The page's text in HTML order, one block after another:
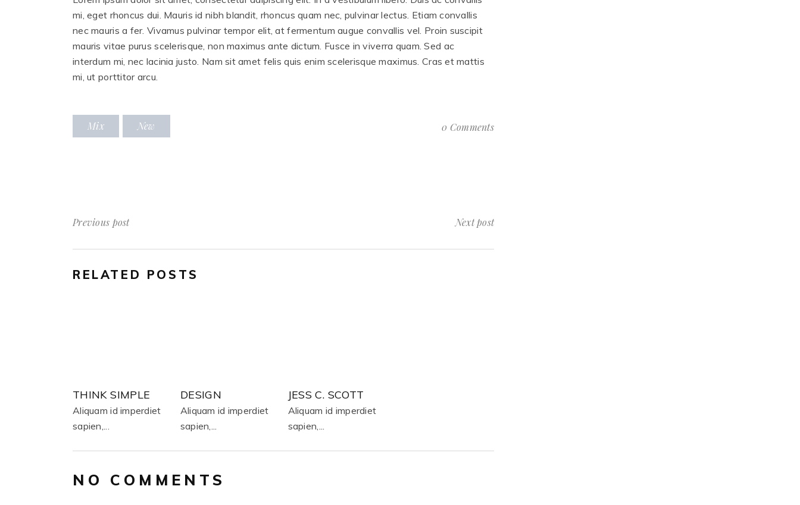
mi, eget rhoncus dui. Mauris id nibh blandit, rhoncus quam nec, pulvinar lectus. Etiam convallis
nec mauris a fer. Vivamus pulvinar tempor elit, at fermentum augue convallis vel. Proin suscipit
mauris vitae purus scelerisque, non maximus ante dictum. Fusce in viverra quam. Sed ac
interdum mi, nec lacinia justo. Nam sit amet felis quis enim scelerisque maximus. Cras et mattis
mi, ut porttitor arcu.
Mix New 0 Comments
Previous post Next post
RELATED POSTS
THINK SIMPLE
Aliquam id imperdiet
sapien,...
DESIGN
Aliquam id imperdiet
sapien,...
JESS C. SCOTT
Aliquam id imperdiet
sapien,...
NO COMMENTS